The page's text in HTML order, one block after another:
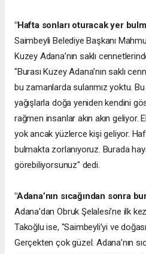
"Hafta sonları oturacak yer
Saimbeyli Belediye Başkanı
Kuzey Adana’nın saklı
"Burası Kuzey Adana’nın saklı
bu zamanlarda sularımız yoktu.
yağışlarla doğa yeniden kendini
rağmen insanlar akın akın geliyor.
yok ancak yüzlerce kişi geliyor.
bulmakta zorlanıyoruz. Burada
görebiliyorsunuz" dedi.
"Adana’nın sıcağından sonra
Adana’dan Obruk Şelalesi’ne ilk
Takoğlu ise, "Saimbeyli’yi ve
Gerçekten çok güzel. Adana’nın